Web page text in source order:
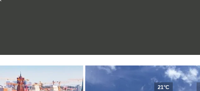
21°C